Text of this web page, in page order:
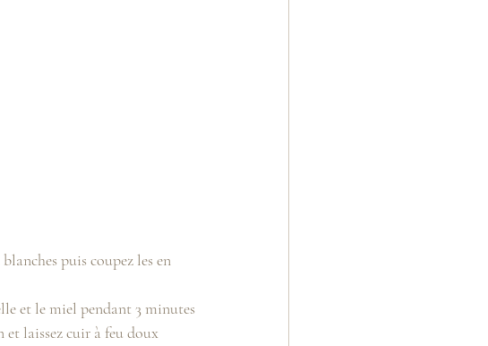
puis coupez les en
et le miel pendant 3 minutes
laissez cuir à feu doux